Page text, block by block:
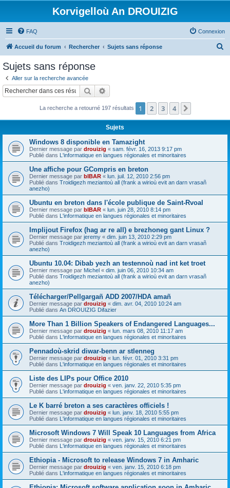
Korvigelloù An DROUIZIG
FAQ Connexion
Accueil du forum Rechercher Sujets sans réponse
c
Sujets sans réponse
Aller sur la recherche avancée
Rechercher
La recherche a retourné 197 résultats 1 2 3 4
Sujets
Windows 8 disponible en Tamazight
Dernier message par drouizig « sam. févr. 16, 2013 9:17 pm
Publié dans L'informatique en langues régionales et minoritaires
Une affiche pour GCompris en breton
Dernier message par bIBAR « lun. juil. 12, 2010 2:56 pm
Publié dans Troidigezh meziantoù all (frank a wirioù evit an darn vrasañ
anezho)
Ubuntu en breton dans l'école publique de Saint-Rvoal
Dernier message par bIBAR « lun. juin 28, 2010 8:14 pm
Publié dans L'informatique en langues régionales et minoritaires
Implijout Firefox (hag ar re all) e brezhoneg gant Linux ?
Dernier message par jeremy « dim. juin 13, 2010 2:29 pm
Publié dans Troidigezh meziantoù all (frank a wirioù evit an darn vrasañ
anezho)
Ubuntu 10.04: Dibab yezh an testennoù nad int ket troet
Dernier message par Michel « dim. juin 06, 2010 10:34 am
Publié dans Troidigezh meziantoù all (frank a wirioù evit an darn vrasañ
anezho)
Télécharger/Pellgargañ ADD 2007/HDA amañ
Dernier message par drouizig « dim. avr. 04, 2010 10:24 am
Publié dans An DROUIZIG Difazier
More Than 1 Billion Speakers of Endangered Languages...
Dernier message par drouizig « lun. mars 08, 2010 11:17 am
Publié dans L'informatique en langues régionales et minoritaires
Pennadoù-skrid diwar-benn ar stlenneg
Dernier message par drouizig « lun. févr. 01, 2010 3:31 pm
Publié dans L'informatique en langues régionales et minoritaires
Liste des LIPs pour Office 2010
Dernier message par drouizig « ven. janv. 22, 2010 5:35 pm
Publié dans L'informatique en langues régionales et minoritaires
Le K barré breton a ses caractères officiels !
Dernier message par drouizig « lun. janv. 18, 2010 5:55 pm
Publié dans L'informatique en langues régionales et minoritaires
Microsoft Windows 7 Will Speak 10 Languages from Africa
Dernier message par drouizig « ven. janv. 15, 2010 6:21 pm
Publié dans L'informatique en langues régionales et minoritaires
Ethiopia - Microsoft to release Windows 7 in Amharic
Dernier message par drouizig « ven. janv. 15, 2010 6:18 pm
Publié dans L'informatique en langues régionales et minoritaires